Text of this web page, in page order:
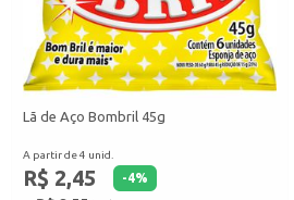
Lã de Aço Bombril 45g
A partir de 4 unid.
R$ 2,45 -4%